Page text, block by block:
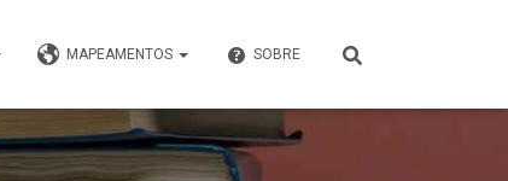
MAPEAMENTOS SOBRE